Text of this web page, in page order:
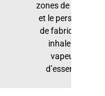
zones de travail
et le personnel
de fabrication
inhale les
vapeurs
d’essence.